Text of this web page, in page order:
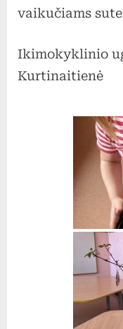
vaikučiams
Ikimokyklinio
Kurtinaitienė